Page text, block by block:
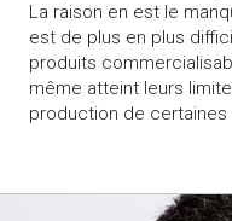
La raison en est le
est de plus en plus
produits
même atteint leurs
production de